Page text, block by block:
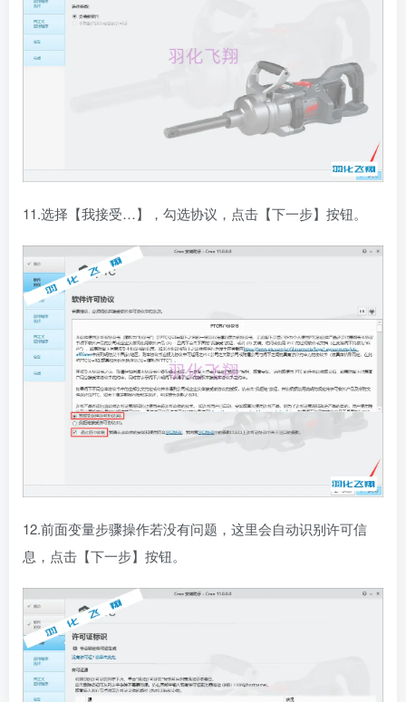
11.选择【我接受…】，勾选协议，点击【下一步】按钮。
12.前面变量步骤操作若没有问题，这里会自动识别许可信
息，点击【下一步】按钮。